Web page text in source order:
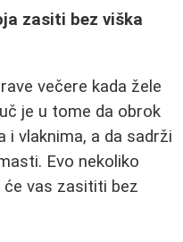
zasiti bez viška
večere kada žele
je u tome da obrok
i vlaknima, a da sadrži
Evo nekoliko
će vas zasititi bez